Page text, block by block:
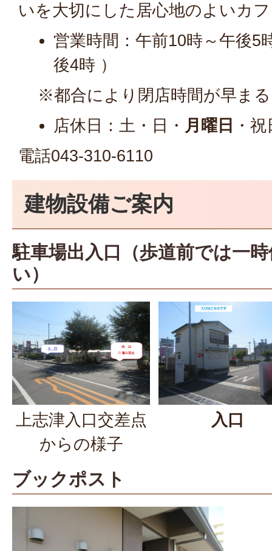
いを大切にした居心地のよいカ
営業時間：午前10時～午後5
後4時 ）
※都合により閉店時間が早ま
店休日：土・日・ 月曜日 ・
電話043-310-6110
建物設備ご案内
駐車場出入口（歩道前では一
い）
上志津入口交差点
からの様子
入口
ブックポスト